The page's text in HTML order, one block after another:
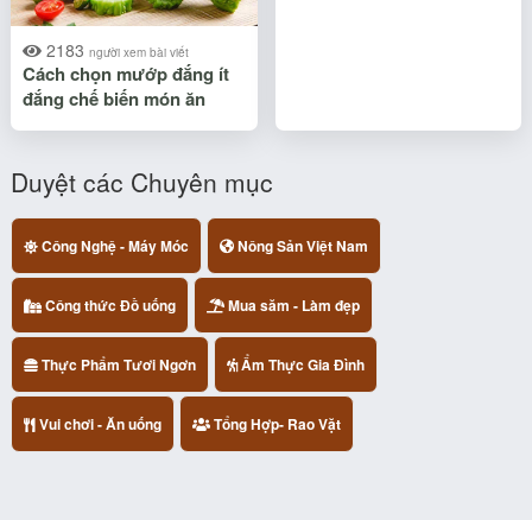
2183 người xem bài viết
Cách chọn mướp đắng ít
đắng chế biến món ăn
Duyệt các Chuyên mục
Công Nghệ - Máy Móc Nông Sản Việt Nam
Công thức Đồ uống Mua săm - Làm đẹp
Thực Phẩm Tươi Ngơn Ẩm Thực Gia Đình
Vui chơi - Ăn uống Tổng Hợp- Rao Vặt